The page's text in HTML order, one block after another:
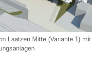
Laatzen Mitte (Variante 1)